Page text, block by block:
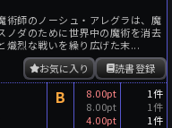
術師のノーシュ・アレグラは、魔
ノダのために世界中の魔術を消去
熾烈な戦いを繰り広げた末...
読書登録
お気に入り
B
8.00pt
8.00pt
4.00pt
1件
1件
1件